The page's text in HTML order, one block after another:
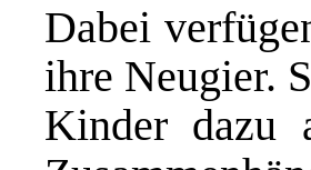
Dabei
ihre Neugier.
Kinder dazu